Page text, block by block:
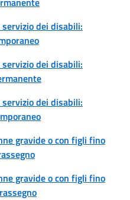
dei disabili:
dei disabili:
dei disabili:
gravide o con figli fino
gravide o con figli fino